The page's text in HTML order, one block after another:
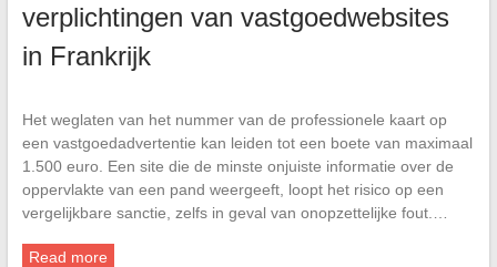
verplichtingen van vastgoedwebsites
in Frankrijk
Het weglaten van het nummer van de professionele kaart op
een vastgoedadvertentie kan leiden tot een boete van maximaal
1.500 euro. Een site die de minste onjuiste informatie over de
oppervlakte van een pand weergeeft, loopt het risico op een
vergelijkbare sanctie, zelfs in geval van onopzettelijke fout.…
Read more